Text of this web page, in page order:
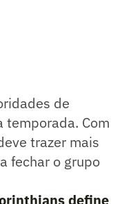
de
temporada. Com
trazer mais
fechar o grupo
define